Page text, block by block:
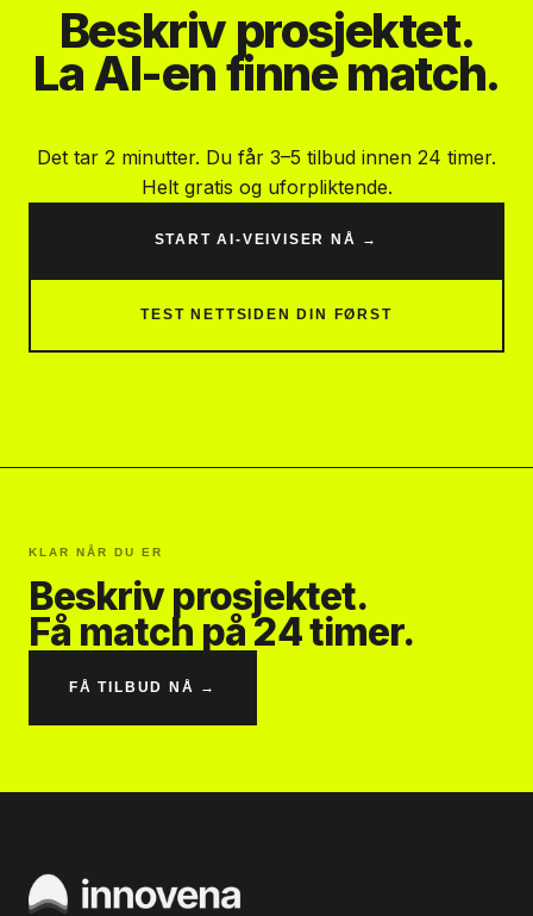
Beskriv prosjektet.
La AI-en finne match.
Det tar 2 minutter. Du får 3–5 tilbud innen 24 timer.
Helt gratis og uforpliktende.
START AI-VEIVISER NÅ →
TEST NETTSIDEN DIN FØRST
KLAR NÅR DU ER
Beskriv prosjektet.
Få match på 24 timer.
FÅ TILBUD NÅ →